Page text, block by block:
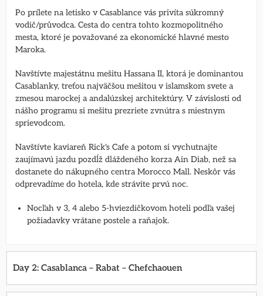
Po prílete na letisko v Casablance vás privíta súkromný
vodič/průvodca. Cesta do centra tohto kozmopolitného
mesta, ktoré je považované za ekonomické hlavné mesto
Maroka.
Navštívte majestátnu mešitu Hassana II, ktorá je dominantou
Casablanky, treťou najväčšou mešitou v islamskom svete a
zmesou marockej a andalúzskej architektúry. V závislosti od
nášho programu si mešitu prezriete zvnútra s miestnym
sprievodcom.
Navštívte kaviareň Rick's Cafe a potom si vychutnajte
zaujímavú jazdu pozdĺž dláždeného korza Ain Diab, než sa
dostanete do nákupného centra Morocco Mall. Neskôr vás
odprevadíme do hotela, kde strávite prvú noc.
Nocľah v 3, 4 alebo 5-hviezdičkovom hoteli podľa vašej
požiadavky vrátane postele a raňajok.
Day 2: Casablanca – Rabat – Chefchaouen